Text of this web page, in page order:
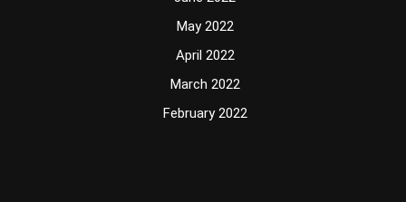
May 2022
April 2022
March 2022
February 2022